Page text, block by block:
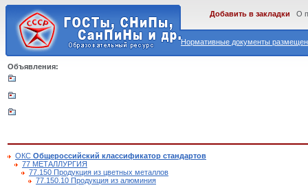
Нормативные документы
Добавить в закладки О
Объявления:
ОКС Общероссийский классификатор стандартов
77 МЕТАЛЛУРГИЯ
77.150 Продукция из цветных металлов
77.150.10 Продукция из алюминия